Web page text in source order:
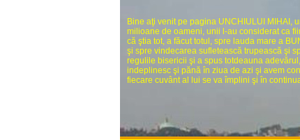
Bine aţi venit pe pagina UNCHIULUI MIHAI,
milioane de oameni, unii l-au considerat ca
că ştia tot, a făcut totul, spre lauda mare a
şi spre vindecarea sufletească trupească şi
regulile bisericii şi a spus totdeauna
indeplinesc şi pănă în ziua de azi şi avem
fiecare cuvânt al lui se va împlini şi în